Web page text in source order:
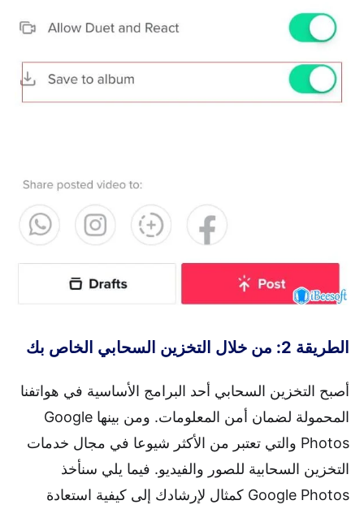
الطريقة 2: من خلال التخزين السحابي الخاص بك
أصبح التخزين السحابي أحد البرامج الأساسية في هواتفنا
المحمولة لضمان أمن المعلومات. ومن بينها Google
Photos والتي تعتبر من الأكثر شيوعا في مجال خدمات
التخزين السحابية للصور والفيديو. فيما يلي سنأخذ
Google Photos كمثال لإرشادك إلى كيفية استعادة